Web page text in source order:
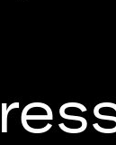
Inhalte
Jesus
mit dem,
Oder